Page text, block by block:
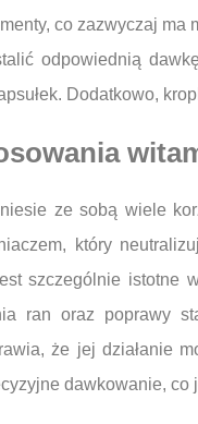
co zazwyczaj
odpowiednią
Dodatkowo,
ze sobą wiele
który
szczególnie
ran oraz poprawy
że jej działanie
dawkowanie,